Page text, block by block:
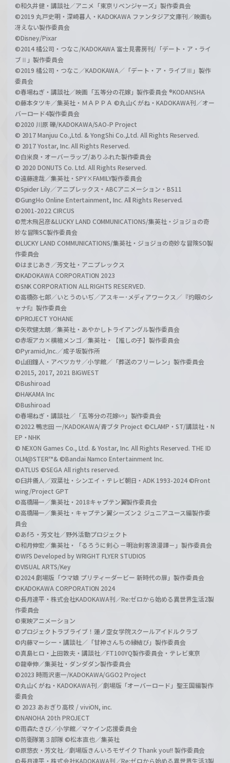
©和久井健・講談社／アニメ「東京リベンジャーズ」製作委員会
©2019 丸戸史明・深崎暮人・KADOKAWA ファンタジア文庫刊／映画も
冴えない製作委員会
©Disney/Pixar
©2014 橘公司・つなこ/KADOKAWA 富士見書房刊/「デート・ア・ライ
ブⅡ」製作委員会
©2019 橘公司・つなこ／KADOKAWA／「デート・ア・ライブⅢ」製作
委員会
©春場ねぎ・講談社／映画「五等分の花嫁」製作委員会 ®KODANSHA
©藤本タツキ／集英社・ＭＡＰＰＡ ©丸山くがね・KADOKAWA刊／オー
バーロード4製作委員会
©2020 川原 礫/KADOKAWA/SAO-P Project
© 2017 Manjuu Co.,Ltd. & YongShi Co.,Ltd. All Rights Reserved.
© 2017 Yostar, Inc. All Rights Reserved.
©白米良・オーバーラップ/ありふれた製作委員会
© 2020 DONUTS Co. Ltd. All Rights Reserved.
©遠藤達哉／集英社・SPY×FAMILY製作委員会
©Spider Lily／アニプレックス・ABCアニメーション・BS11
©GungHo Online Entertainment, Inc. All Rights Reserved.
©2001-2022 CIRCUS
©荒木飛呂彦&LUCKY LAND COMMUNICATIONS/集英社・ジョジョの奇
妙な冒険SC製作委員会
©LUCKY LAND COMMUNICATIONS/集英社・ジョジョの奇妙な冒険SO製
作委員会
©はまじあき／芳文社・アニプレックス
©KADOKAWA CORPORATION 2023
©SNK CORPORATION ALL RIGHTS RESERVED.
©高橋弥七郎／いとうのいぢ／アスキー･メディアワークス／『灼眼のシ
ャナF』製作委員会
©PROJECT YOHANE
©矢吹健太朗／集英社・あやかしトライアングル製作委員会
©赤坂アカ×横槍メンゴ／集英社・【推しの子】製作委員会
©Pyramid,Inc.／成子坂製作所
©山田鐘人・アベツカサ／小学館／「葬送のフリーレン」製作委員会
©2015, 2017, 2021 BIGWEST
©Bushiroad
©HAKAMA Inc
©Bushiroad
©春場ねぎ・講談社／「五等分の花嫁∽」製作委員会
©2022 鴨志田 一/KADOKAWA/青ブタ Project ©CLAMP・ST/講談社・N
EP・NHK
© NEXON Games Co., Ltd. & Yostar, Inc. All Rights Reserved. THE ID
OLM@STER™& ©Bandai Namco Entertainment Inc.
©ATLUS ©SEGA All rights reserved.
©臼井儀人／双葉社・シンエイ・テレビ朝日・ADK 1993-2024 ©Front
wing/Project GPT
©高橋陽一／集英社・2018キャプテン翼製作委員会
©高橋陽一／集英社・キャプテン翼シーズン２ ジュニアユース編製作委
員会
©あfろ・芳文社／野外活動プロジェクト
©和月伸宏／集英社・「るろうに剣心 －明治剣客浪漫譚－」製作委員会
©WFS Developed by WRIGHT FLYER STUDIOS
©VISUAL ARTS/Key
©2024 劇場版「ウマ娘 プリティーダービー 新時代の扉」製作委員会
©KADOKAWA CORPORATION 2024
©長月達平・株式会社KADOKAWA刊／Re:ゼロから始める異世界生活2製
作委員会
©東映アニメーション
©プロジェクトラブライブ！蓮ノ空女学院スクールアイドルクラブ
©内藤マーシー・講談社／「甘神さんちの縁結び」製作委員会
©真島ヒロ・上田敦夫・講談社／FT100YQ製作委員会・テレビ東京
©龍幸伸／集英社・ダンダダン製作委員会
©2023 時雨沢恵一/KADOKAWA/GGO2 Project
©丸山くがね・KADOKAWA刊／劇場版「オーバーロード」聖王国編製作
委員会
© 2023 あおぎり高校 / viviON, inc.
©NANOHA 20th PROJECT
©雨森たきび／小学館／マケイン応援委員会
©防衛隊第３部隊 ©松本直也／集英社
©原悠衣・芳文社／劇場版きんいろモザイク Thank you!! 製作委員会
©長月達平・株式会社KADOKAWA刊／Re:ゼロから始める異世界生活3製